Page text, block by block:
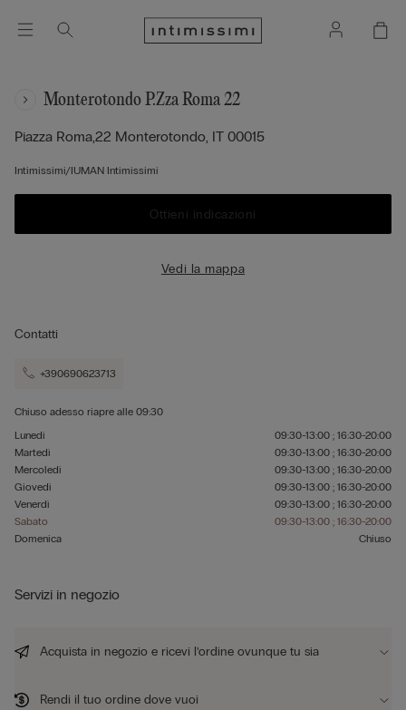
Monterotondo P.zza Roma 22
Piazza Roma,22 Monterotondo, IT 00015
Intimissimi/IUMAN Intimissimi
Ottieni indicazioni
Vedi la mappa
Contatti
+390690623713
Chiuso adesso riapre alle 09:30
Lunedì
09:30-13:00 ; 16:30-20:00
Martedì
09:30-13:00 ; 16:30-20:00
Mercoledì
09:30-13:00 ; 16:30-20:00
Giovedì
09:30-13:00 ; 16:30-20:00
Venerdì
09:30-13:00 ; 16:30-20:00
Sabato
09:30-13:00 ; 16:30-20:00
Domenica
Chiuso
Servizi in negozio
Acquista in negozio e ricevi l’ordine ovunque tu sia
Rendi il tuo ordine dove vuoi